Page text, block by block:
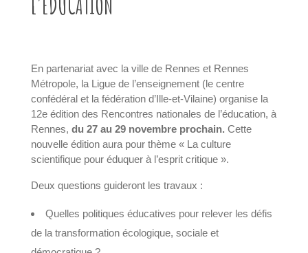
En partenariat avec la ville de Rennes et Rennes
Métropole, la Ligue de l’enseignement (le centre
confédéral et la fédération d’Ille-et-Vilaine) organise la
12e édition des Rencontres nationales de l’éducation, à
Rennes, du 27 au 29 novembre prochain. Cette
nouvelle édition aura pour thème « La culture
scientifique pour éduquer à l’esprit critique ».
Deux questions guideront les travaux :
Quelles politiques éducatives pour relever les défis
de la transformation écologique, sociale et